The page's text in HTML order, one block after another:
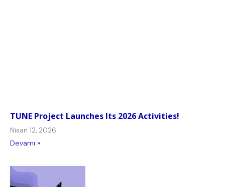
TUNE Project Launches Its 2026 Activities!
Nisan 12, 2026
Devamı »